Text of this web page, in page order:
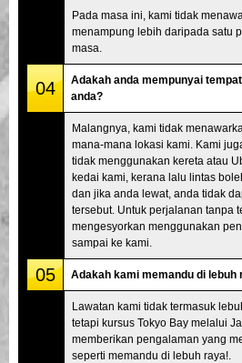
Pada masa ini, kami tidak
menampung lebih daripada satu
masa.
04
Adakah anda mempunyai
anda?
Malangnya, kami tidak
mana-mana lokasi kami. Kami
tidak menggunakan kereta atau
kedai kami, kerana lalu lintas
dan jika anda lewat, anda tidak
tersebut. Untuk perjalanan tanpa
mengesyorkan menggunakan
sampai ke kami.
05 Adakah kami memandu di lebuh
Lawatan kami tidak termasuk
tetapi kursus Tokyo Bay melalui
memberikan pengalaman yang
seperti memandu di lebuh raya!.